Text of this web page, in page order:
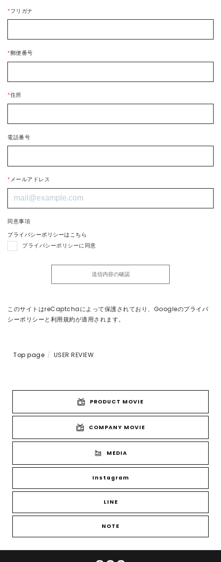
*フリガナ
*郵便番号
*住所
電話番号
*メールアドレス
同意事項
プライバシーポリシーはこちら
プライバシーポリシーに同意
このサイトはreCaptchaによって保護されており、 Googleのプライバ
シーポリシーと 利用規約が適用されます。
Top page USER REVIEW
PRODUCT MOVIE
COMPANY MOVIE
MEDIA
Instagram
LINE
NOTE